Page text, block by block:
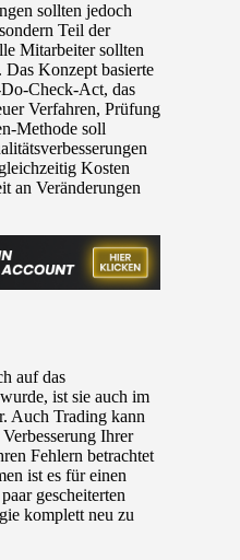
sollten jedoch
Teil der
Mitarbeiter sollten
Das Konzept basierte
Check-Act, das
Verfahren, Prüfung
Methode soll
Kosten
an Veränderungen
auf das
ist sie auch im
Auch Trading kann
Ihrer
Fehlern betrachtet
ist es für einen
gescheiterten
komplett neu zu